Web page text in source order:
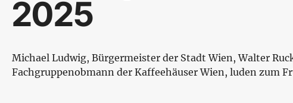
2025
Michael Ludwig, Bürgermeister der Stadt Wien, Walter
Fachgruppenobmann der Kaffeehäuser Wien, luden zum